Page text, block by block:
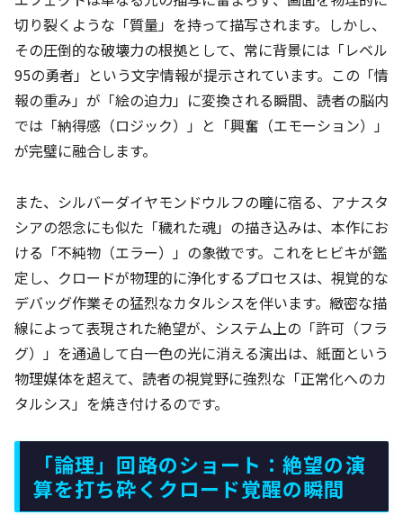
切り裂くような「質量」を持って描写されます。しかし、
その圧倒的な破壊力の根拠として、常に背景には「レベル
95の勇者」という文字情報が提示されています。この「情
報の重み」が「絵の迫力」に変換される瞬間、読者の脳内
では「納得感（ロジック）」と「興奮（エモーション）」
が完璧に融合します。
また、シルバーダイヤモンドウルフの瞳に宿る、アナスタ
シアの怨念にも似た「穢れた魂」の描き込みは、本作にお
ける「不純物（エラー）」の象徴です。これをヒビキが鑑
定し、クロードが物理的に浄化するプロセスは、視覚的な
デバッグ作業その猛烈なカタルシスを伴います。緻密な描
線によって表現された絶望が、システム上の「許可（フラ
グ）」を通過して白一色の光に消える演出は、紙面という
物理媒体を超えて、読者の視覚野に強烈な「正常化へのカ
タルシス」を焼き付けるのです。
「論理」回路のショート：絶望の演
算を打ち砕くクロード覚醒の瞬間